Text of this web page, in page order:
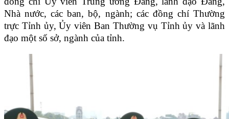
Nhà nước, các ban, bộ, ngành; các đồng chí Thường
trực Tỉnh ủy, Ủy viên Ban Thường vụ Tỉnh ủy và lãnh
đạo một số sở, ngành của tỉnh.